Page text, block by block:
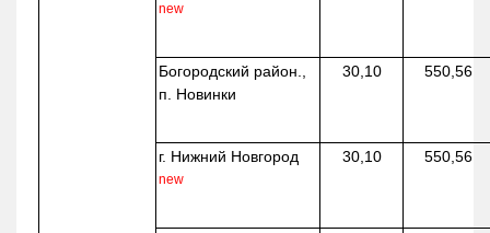
new
Богородский район.,
п. Новинки
30,10 550,56
г. Нижний Новгород
new
30,10 550,56